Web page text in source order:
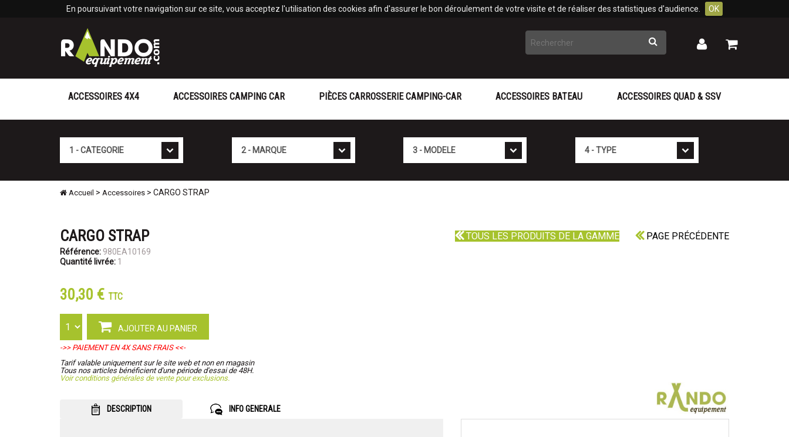
En poursuivant votre navigation sur ce site, vous acceptez l'utilisation des cookies afin d'assurer le bon déroulement de votre visite et de réaliser des statistiques d'audience. OK
Rechercher Mon
Mon
ACCESSOIRES 4X4 ACCESSOIRES CAMPING CAR PIÈCES CARROSSERIE CAMPING-CAR ACCESSOIRES BATEAU ACCESSOIRES QUAD & SSV
Accueil > Accessoires > CARGO STRAP
TOUS LES PRODUITS DE LA GAMME PAGE PRÉCÉDENTE
CARGO STRAP
Référence: 980EA10169
Quantité livrée: 1
30,30 € TTC
AJOUTER AU PANIER
->> PAIEMENT EN 4X SANS FRAIS <<-
Tarif valable uniquement sur le site web et non en magasin
Tous nos articles bénéficient d'une période d'essai de 48H.
Voir conditions générales de vente pour exclusions.
DESCRIPTION INFO GENERALE
Panneau de gestion des cookies